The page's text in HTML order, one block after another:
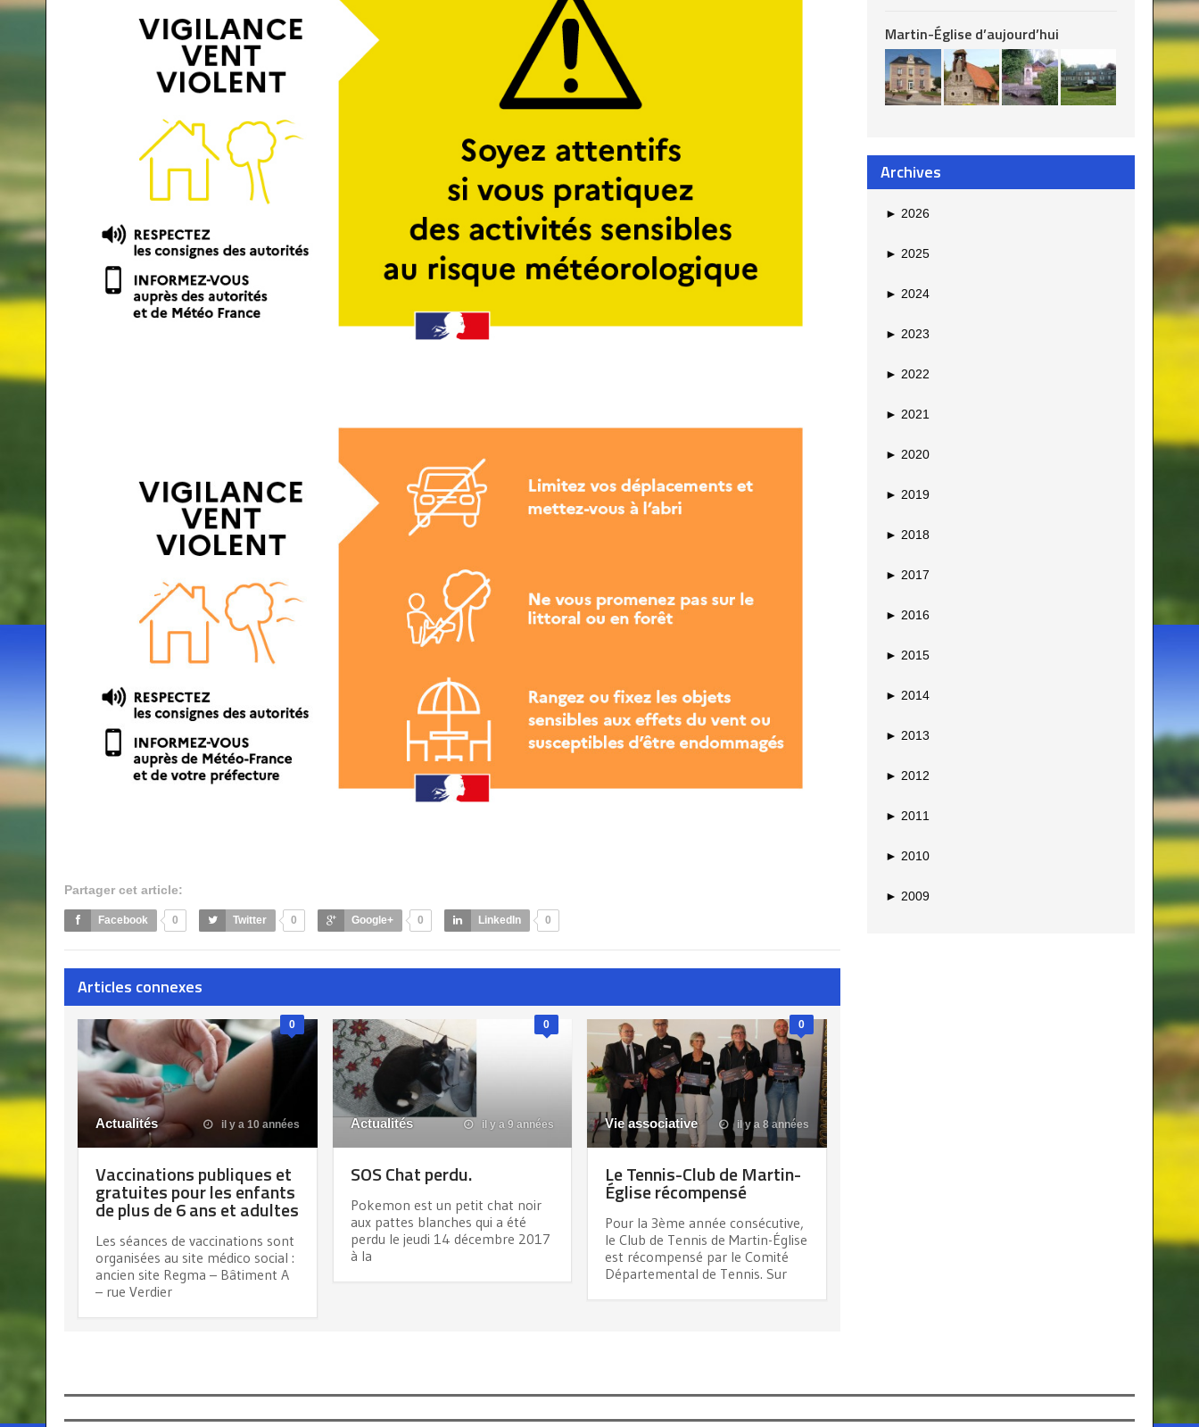
Partager cet article:
Facebook 0 Twitter 0 Google+ 0 LinkedIn 0
Articles connexes
0
Actualités il y a 10 années
Vaccinations publiques et
gratuites pour les enfants
de plus de 6 ans et adultes
Les séances de vaccinations sont
organisées au site médico social :
ancien site Regma – Bâtiment A
– rue Verdier
0
Actualités il y a 9 années
SOS Chat perdu.
Pokemon est un petit chat noir
aux pattes blanches qui a été
perdu le jeudi 14 décembre 2017
à la
0
Vie associative il y a 8 années
Le Tennis-Club de Martin-
Église récompensé
Pour la 3ème année consécutive,
le Club de Tennis de Martin-Église
est récompensé par le Comité
Départemental de Tennis. Sur
Martin-Église d’aujourd’hui
Archives
► 2026
► 2025
► 2024
► 2023
► 2022
► 2021
► 2020
► 2019
► 2018
► 2017
► 2016
► 2015
► 2014
► 2013
► 2012
► 2011
► 2010
► 2009